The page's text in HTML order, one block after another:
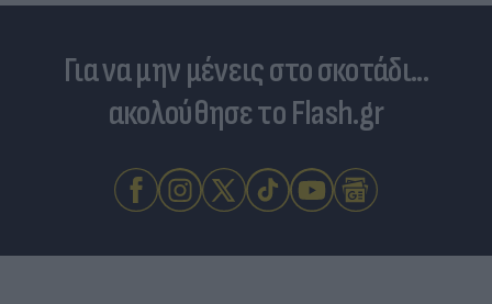
Για να μην μένεις στο σκοτάδι...
ακολούθησε το Flash.gr